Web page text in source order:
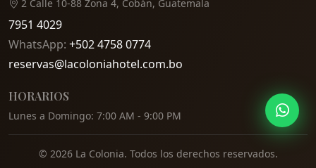
2 Calle 10-88 Zona 4, Cobán, Guatemala
7951 4029
WhatsApp: +502 4758 0774
reservas@lacoloniahotel.com.bo
HORARIOS
Lunes a Domingo: 7:00 AM - 9:00 PM
© 2026 La Colonia. Todos los derechos reservados.